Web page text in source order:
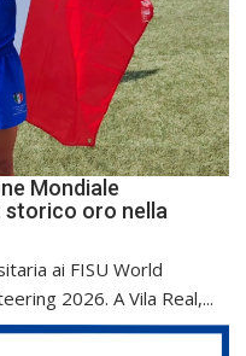
Mondiale
storico oro nella
ai FISU World
2026. A Vila Real,...